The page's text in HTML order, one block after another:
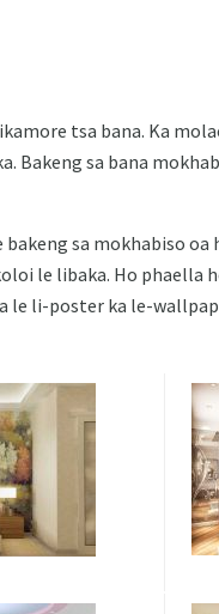
tsa bana. Ka
Bakeng sa bana
sa mokhabiso oa
le libaka. Ho phaella
le li-poster ka le-